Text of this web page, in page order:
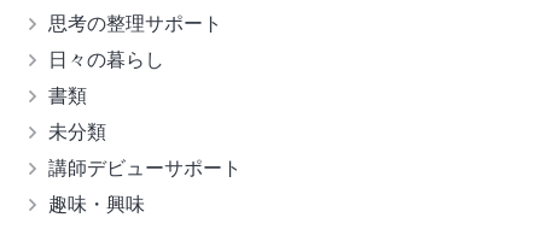
思考の整理サポート
日々の暮らし
書類
未分類
講師デビューサポート
趣味・興味